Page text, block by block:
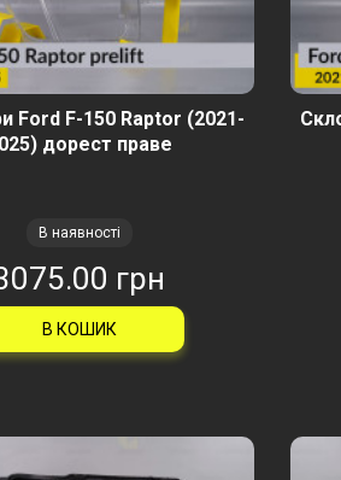
Ford F-150 Raptor (2021-
дорест праве
В наявності
грн
В КОШИК